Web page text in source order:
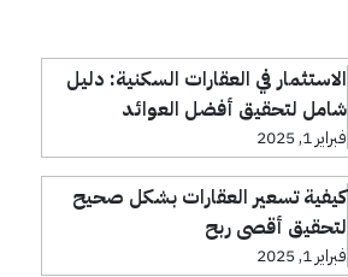
الاستثمار في العقارات السكنية: دليل
شامل لتحقيق أفضل العوائد
فبراير 1, 2025
كيفية تسعير العقارات بشكل صحيح
لتحقيق أقصى ربح
فبراير 1, 2025